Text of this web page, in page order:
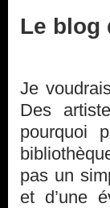
Le blog
Je
Des
pourquoi
pas un
et d’une